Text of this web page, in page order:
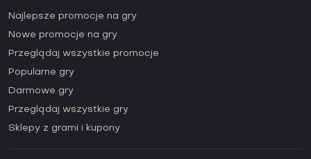
Najlepsze promocje na gry
Nowe promocje na gry
Przeglądaj wszystkie promocje
Popularne gry
Darmowe gry
Przeglądaj wszystkie gry
Sklepy z grami i kupony